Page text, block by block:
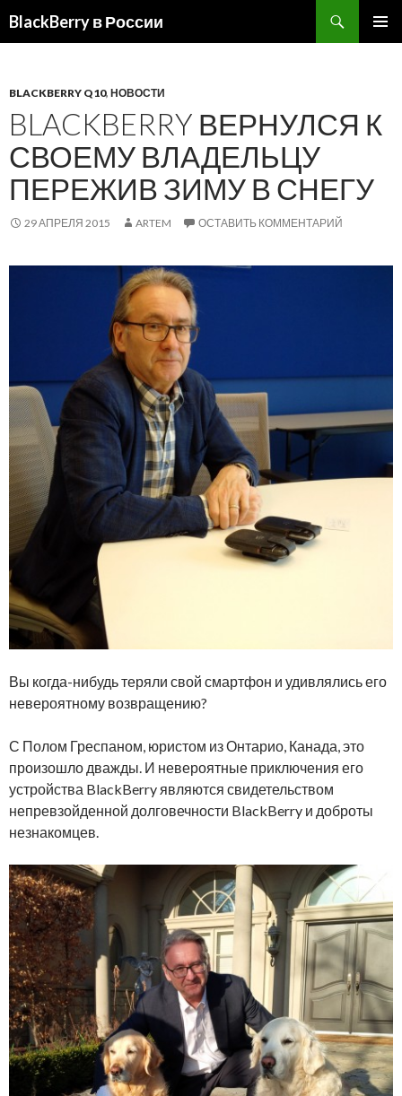
BlackBerry в России
BLACKBERRY Q10, НОВОСТИ
BLACKBERRY ВЕРНУЛСЯ К
СВОЕМУ ВЛАДЕЛЬЦУ
ПЕРЕЖИВ ЗИМУ В СНЕГУ
29 АПРЕЛЯ 2015 ARTEM ОСТАВИТЬ КОММЕНТАРИЙ
Вы когда-нибудь теряли свой смартфон и удивлялись его
невероятному возвращению?
С Полом Греспаном, юристом из Онтарио, Канада, это
произошло дважды. И невероятные приключения его
устройства BlackBerry являются свидетельством
непревзойденной долговечности BlackBerry и доброты
незнакомцев.